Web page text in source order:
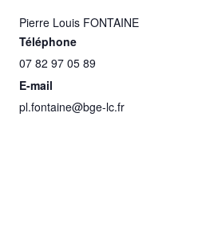
Pierre Louis FONTAINE
Téléphone
07 82 97 05 89
E-mail
pl.fontaine@bge-lc.fr